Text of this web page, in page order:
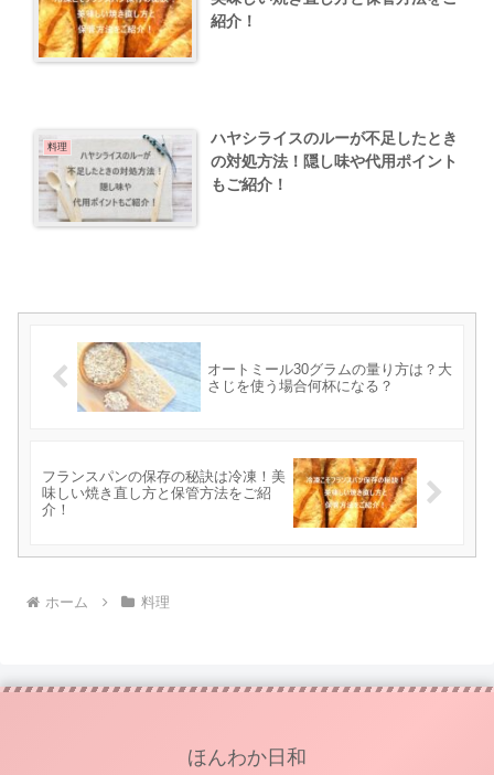
紹介！
料理
ハヤシライスのルーが不足したとき
の対処方法！隠し味や代用ポイント
もご紹介！
オートミール30グラムの量り方は？大
さじを使う場合何杯になる？
フランスパンの保存の秘訣は冷凍！美
味しい焼き直し方と保管方法をご紹
介！
ホーム 料理
ほんわか日和